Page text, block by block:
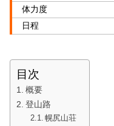
体力度
日程
目次
概要
登山路
幌尻山荘